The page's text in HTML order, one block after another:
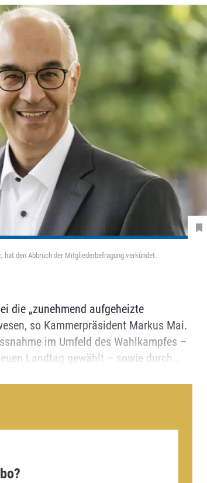
den Abbruch der Mitgliederbefragung verkündet.
die „zunehmend aufgeheizte
so Kammerpräsident Markus Mai.
im Umfeld des Wahlkampfes –
Landtag gewählt – sowie durch...